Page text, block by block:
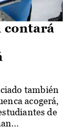
contará
también
acogerá,
de